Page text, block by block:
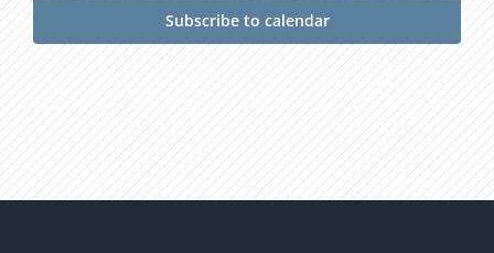
Subscribe to calendar